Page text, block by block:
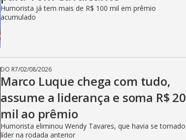
Humorista já tem mais de R$ 100 mil em prêmio
acumulado
DO R7/02/08/2026
Marco Luque chega com tudo,
assume a liderança e soma R$ 20
mil ao prêmio
Humorista eliminou Wendy Tavares, que havia se tornado
líder na rodada anterior